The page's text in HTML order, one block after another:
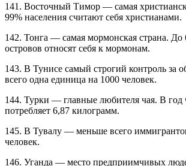
141. Восточный Тимор — самая
99% населения считают себя христианами.
142. Тонга — самая мормонская страна. До
островов относят себя к мормонам.
143. В Тунисе самый строгий контроль за
всего одна единица на 1000 человек.
144. Турки — главные любителя чая. В год
потребляет 6,87 килограмм.
145. В Тувалу — меньше всего
человек.
146. Уганда — место предприимчивых